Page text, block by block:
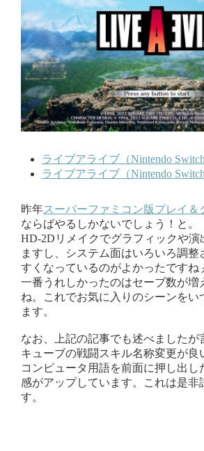
ライブアライブ（Nintendo
ライブアライブ（Nintendo
昨年スーパーファミコン版プレイ＆
ならばやるしかないでしょう！と。
HD-2Dリメイクでグラフィックや演
ますし、システム面はいろいろ調整
すくなっているのがよかったですね
一番うれしかったのはセーブ数が増
ね。これでお気に入りのシーンをい
ます。
なお、上記の記事でも述べましたが
キューブの戦闘スキル名称変更が良
コンピュータ用語を前面に押し出し
感がアップしています。これは是非
す。